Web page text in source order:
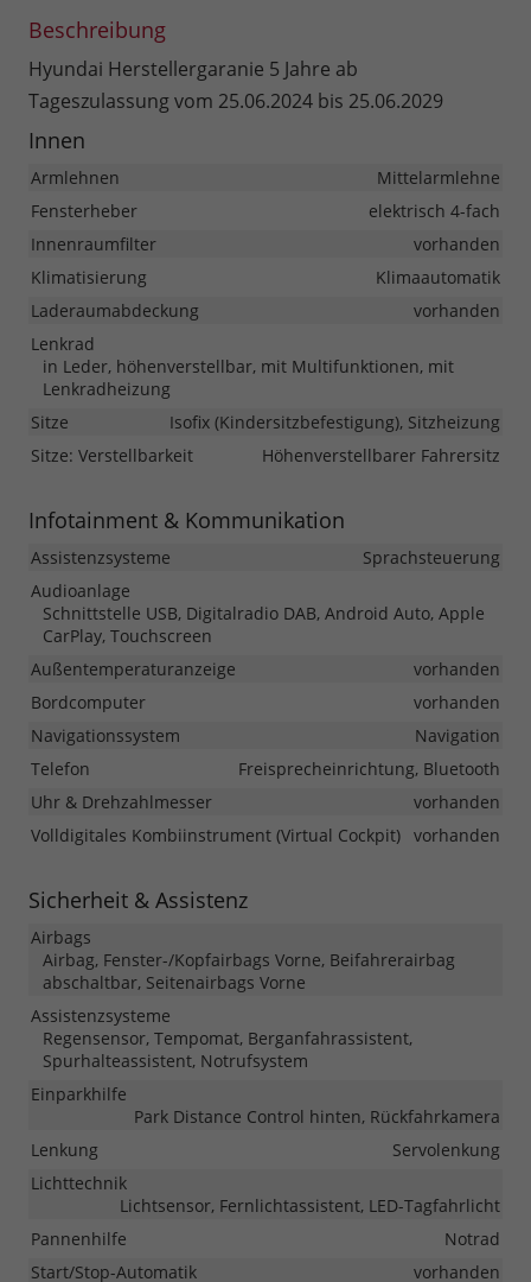
Beschreibung
Hyundai Herstellergaranie 5 Jahre ab
Tageszulassung vom 25.06.2024 bis 25.06.2029
Innen
Armlehnen
Mittelarmlehne
Fensterheber
elektrisch 4-fach
Innenraumfilter
vorhanden
Klimatisierung
Klimaautomatik
Laderaumabdeckung
vorhanden
Lenkrad
in Leder, höhenverstellbar, mit Multifunktionen, mit
Lenkradheizung
Sitze
Isofix (Kindersitzbefestigung), Sitzheizung
Sitze: Verstellbarkeit
Höhenverstellbarer Fahrersitz
Infotainment & Kommunikation
Assistenzsysteme
Sprachsteuerung
Audioanlage
Schnittstelle USB, Digitalradio DAB, Android Auto, Apple
CarPlay, Touchscreen
Außentemperaturanzeige
vorhanden
Bordcomputer
vorhanden
Navigationssystem
Navigation
Telefon
Freisprecheinrichtung, Bluetooth
Uhr & Drehzahlmesser
vorhanden
Volldigitales Kombiinstrument (Virtual Cockpit) vorhanden
Sicherheit & Assistenz
Airbags
Airbag, Fenster-/Kopfairbags Vorne, Beifahrerairbag
abschaltbar, Seitenairbags Vorne
Assistenzsysteme
Regensensor, Tempomat, Berganfahrassistent,
Spurhalteassistent, Notrufsystem
Einparkhilfe
Park Distance Control hinten, Rückfahrkamera
Lenkung
Servolenkung
Lichttechnik
Lichtsensor, Fernlichtassistent, LED-Tagfahrlicht
Pannenhilfe
Notrad
Start/Stop-Automatik
vorhanden